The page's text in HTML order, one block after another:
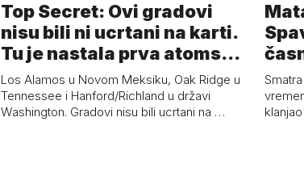
Top Secret: Ovi gradovi
nisu bili ni ucrtani na karti.
Tu je nastala prva atoms…
Los Alamos u Novom Meksiku, Oak Ridge u
Tennessee i Hanford/Richland u državi
Washington. Gradovi nisu bili ucrtani na …